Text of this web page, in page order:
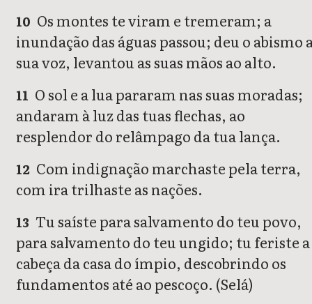
10 Os montes te viram e tremeram; a
inundação das águas passou; deu o abismo
sua voz, levantou as suas mãos ao alto.
11 O sol e a lua pararam nas suas moradas;
andaram à luz das tuas flechas, ao
resplendor do relâmpago da tua lança.
12 Com indignação marchaste pela terra,
com ira trilhaste as nações.
13 Tu saíste para salvamento do teu povo,
para salvamento do teu ungido; tu feriste a
cabeça da casa do ímpio, descobrindo os
fundamentos até ao pescoço. (Selá)